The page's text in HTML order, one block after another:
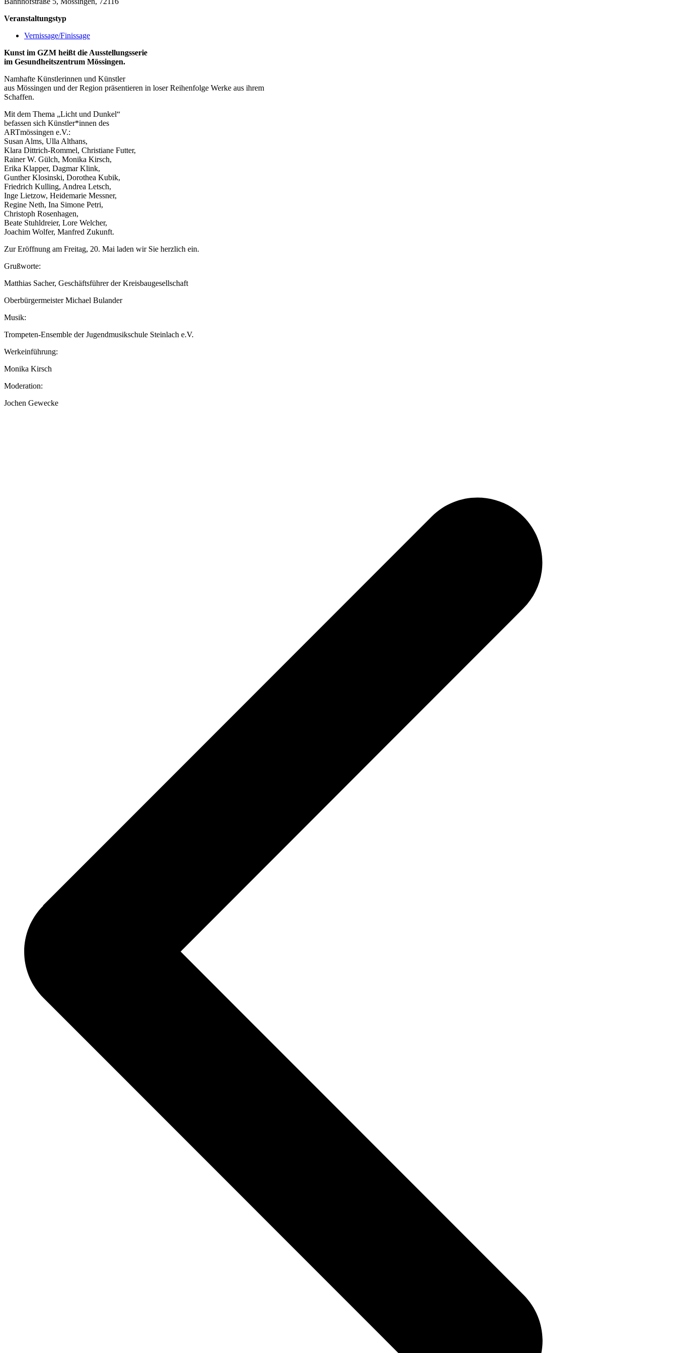
Veranstaltungstyp
Vernissage/Finissage
Kunst im GZM heißt die Ausstellungsserie
im Gesundheitszentrum Mössingen.
Namhafte Künstlerinnen und Künstler
aus Mössingen und der Region präsentieren in loser Reihenfolge Werke aus ihrem
Schaffen.
Mit dem Thema „Licht und Dunkel“
befassen sich Künstler*innen des
ARTmössingen e.V.:
Susan Alms, Ulla Althans,
Klara Dittrich-Rommel, Christiane Futter,
Rainer W. Gülch, Monika Kirsch,
Erika Klapper, Dagmar Klink,
Gunther Klosinski, Dorothea Kubik,
Friedrich Kulling, Andrea Letsch,
Inge Lietzow, Heidemarie Messner,
Regine Neth, Ina Simone Petri,
Christoph Rosenhagen,
Beate Stuhldreier, Lore Welcher,
Joachim Wolfer, Manfred Zukunft.
Zur Eröffnung am Freitag, 20. Mai laden wir Sie herzlich ein.
Grußworte:
Matthias Sacher, Geschäftsführer der Kreisbaugesellschaft
Oberbürgermeister Michael Bulander
Musik:
Trompeten-Ensemble der Jugendmusikschule Steinlach e.V.
Werkeinführung:
Monika Kirsch
Moderation:
Jochen Gewecke